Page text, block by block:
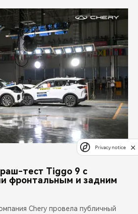
тест Tiggo 9 с
фронтальным и задним
Chery провела публичный
Privacy notice